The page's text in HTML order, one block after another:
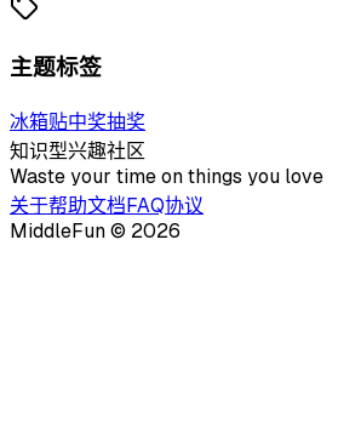
主题标签
冰箱贴中奖抽奖
知识型兴趣社区
Waste your time on things you love
关于帮助文档FAQ协议
MiddleFun © 2026